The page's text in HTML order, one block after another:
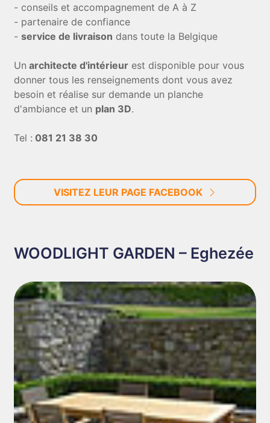
- conseils et accompagnement de A à Z
- partenaire de confiance
-service de livraison dans toute la Belgique
Un architecte d'intérieur est disponible pour vous
donner tous les renseignements dont vous avez
besoin et réalise sur demande un planche
d'ambiance et un plan 3D.
Tel : 081 21 38 30
VISITEZ LEUR PAGE FACEBOOK
WOODLIGHT GARDEN – Eghezée